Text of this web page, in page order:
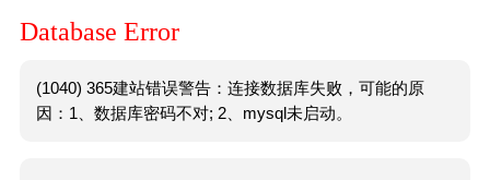
Database Error
(1040) 365建站错误警告：连接数据库失败，可能的原
因：1、数据库密码不对; 2、mysql未启动。